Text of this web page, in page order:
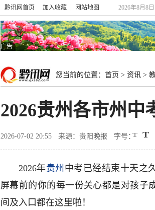
黔讯网首页 加入收藏 网站地图 2026年8月8
广告
您当前的位置： 首页 > 资讯 >
2026贵州各市州
2026-07-02 20:55 来源：贵阳晚报 字号：
2026年贵州 中考已经结束十天之
屏幕前的你的每一份关心都是对孩子
间及入口都在这里啦！